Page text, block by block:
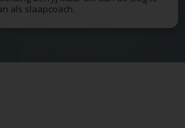
als slaapcoach.